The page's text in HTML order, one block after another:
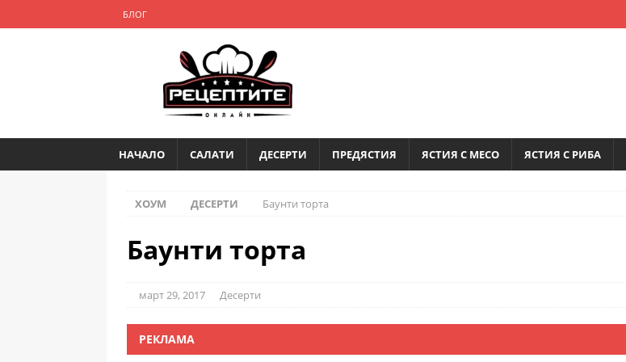
БЛОГ
НАЧАЛО САЛАТИ ДЕСЕРТИ ПРЕДЯСТИЯ ЯСТИЯ С МЕСО ЯСТИЯ С РИБА
ХОУМ ДЕСЕРТИ Баунти торта
Баунти торта
март 29, 2017 Десерти
РЕКЛАМА